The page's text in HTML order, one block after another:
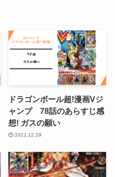
ドラゴンボール超!漫画Vジ
ャンプ 78話のあらすじ感
想! ガスの願い
2021.12.29